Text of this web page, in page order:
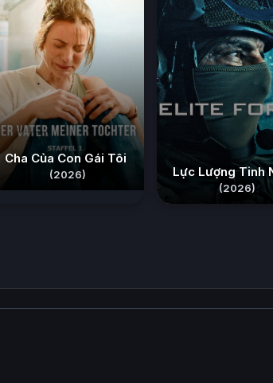
Cha Của Con Gái Tôi
(2026) Lực Lượng Tinh
(2026)